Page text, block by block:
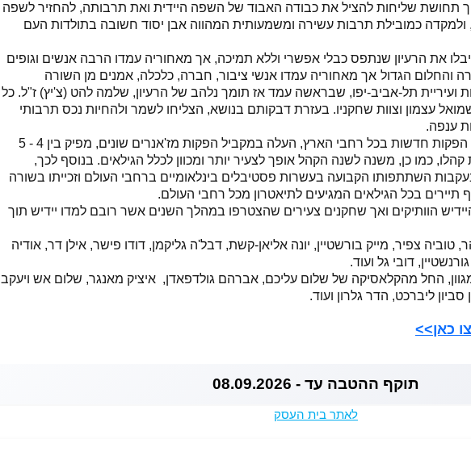
נוסד בשנת 1987 מתוך תחושת שליחות להציל את כבודה האבוד של השפה היידית ואת תרבותה, להחזיר לשפה
כמובילת תרבות עשירה ומשמעותית המהווה אבן יסוד חשובה בתולדות העם
את הרעיון שנתפס כבלי אפשרי וללא תמיכה, אך מאחוריה עמדו הרבה אנשים וגופים
והחלום הגדול אך מאחוריה עמדו אנשי ציבור, חברה, כלכלה, אמנים מן השורה
ועיריית תל-אביב-יפו, שבראשה עמד אז תומך נלהב של הרעיון, שלמה להט (צ'יץ) ז"ל. כל
עצמון וצוות שחקניו. בעזרת דבקותם בנושא, הצליחו לשמר ולהחיות נכס תרבותי
ענפה.
התיאטרון העלה למעלה מ - 150 הפקות חדשות בכל רחבי הארץ, העלה במקביל הפקות מז'אנרים שונים, מפיק בין 4 - 5
כמו כן, משנה לשנה הקהל אופך לצעיר יותר ומכוון לכלל הגילאים. בנוסף לכך,
השתתפותו הקבועה בעשרות פסטיבלים בינלאומיים ברחבי העולם וזכייתו בשורה
תיירים בכל הגילאים המגיעים לתיאטרון מכל רחבי העולם.
הוותיקים ואך שחקנים צעירים שהצטרפו במהלך השנים אשר רובם למדו יידיש תוך
טוביה צפיר, מייק בורשטיין, יונה אליאן-קשת, דבל'ה גליקמן, דודו פישר, אילן דר, אודיה
דובי גל ועוד.
החל מהקלאסיקה של שלום עליכם, אברהם גולדפאדן, איציק מאנגר, שלום אש ויעקב
סביון ליברכט, הדר גלרון ועוד.
כאן>>
תוקף ההטבה עד - 08.09.2026
לאתר בית העסק